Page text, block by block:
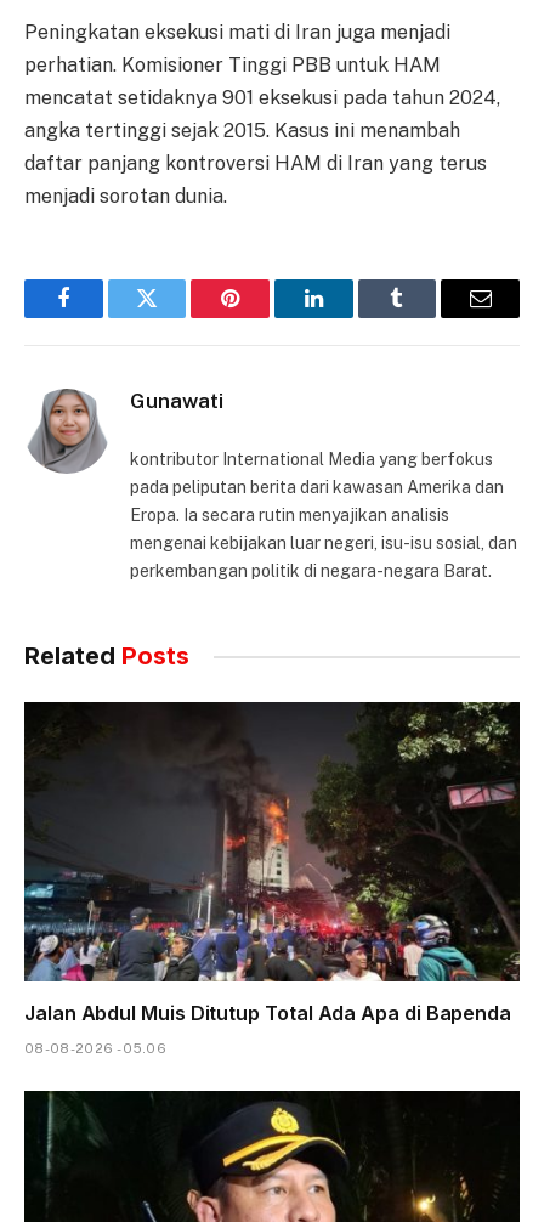
Peningkatan eksekusi mati di Iran juga menjadi
perhatian. Komisioner Tinggi PBB untuk HAM
mencatat setidaknya 901 eksekusi pada tahun 2024,
angka tertinggi sejak 2015. Kasus ini menambah
daftar panjang kontroversi HAM di Iran yang terus
menjadi sorotan dunia.
FacebookTwitter Pinterest LinkedInTumblr Email
Gunawati
kontributor International Media yang berfokus
pada peliputan berita dari kawasan Amerika dan
Eropa. Ia secara rutin menyajikan analisis
mengenai kebijakan luar negeri, isu-isu sosial, dan
perkembangan politik di negara-negara Barat.
Related Posts
Jalan Abdul Muis Ditutup Total Ada Apa di Bapenda
08-08-2026 - 05.06